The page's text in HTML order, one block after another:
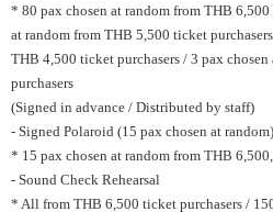
* 80 pax chosen at random from THB
at random from THB 5,500 ticket
THB 4,500 ticket purchasers / 3 pax
purchasers
(Signed in advance / Distributed by staff)
- Signed Polaroid (15 pax chosen at random)
* 15 pax chosen at random from THB
- Sound Check Rehearsal
* All from THB 6,500 ticket purchasers /